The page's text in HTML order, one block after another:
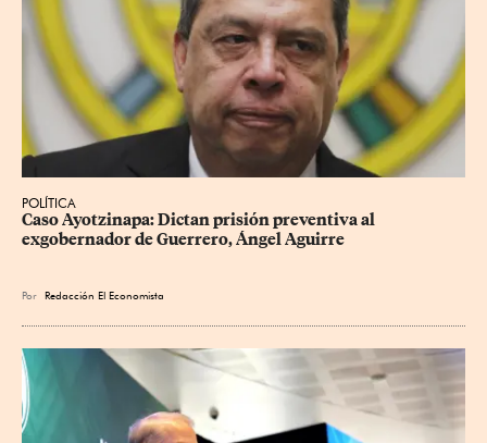
POLÍTICA
Caso Ayotzinapa: Dictan prisión preventiva al
exgobernador de Guerrero, Ángel Aguirre
Por Redacción El Economista